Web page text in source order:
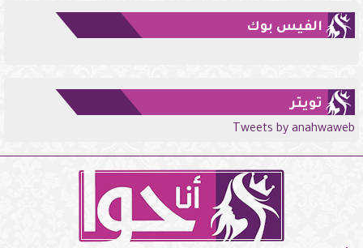
الفيس بوك
تويتر
Tweets by anahwaweb